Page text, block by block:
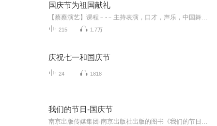
国庆节为祖国献礼
215 1.7万
庆祝七一和国庆节
24 1818
我们的节日-国庆节